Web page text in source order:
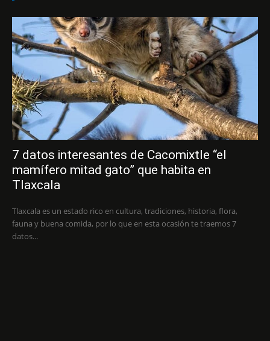
7 datos interesantes de Cacomixtle “el
mamífero mitad gato” que habita en
Tlaxcala
Tlaxcala es un estado rico en cultura, tradiciones, historia, flora,
fauna y buena comida, por lo que en esta ocasión te traemos 7
datos...